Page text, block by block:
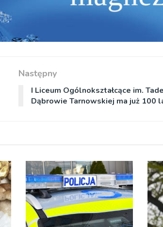
Następny
I Liceum Ogólnokształcące im.
Dąbrowie Tarnowskiej ma już 100